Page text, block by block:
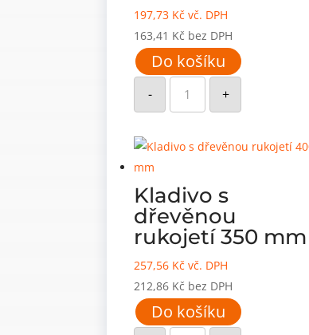
197,73 Kč vč. DPH
163,41 Kč bez DPH
Do košíku
-
Kladivo
dřevěnou
rukojetí
množství
+
Kladivo s
dřevěnou
rukojetí 350 mm
257,56 Kč vč. DPH
212,86 Kč bez DPH
Do košíku
Kladivo